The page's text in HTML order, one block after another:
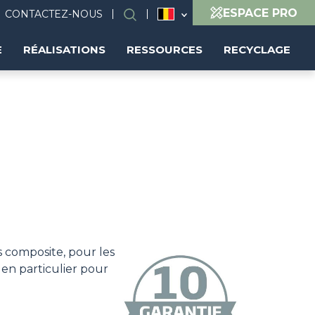
CONTACTEZ-NOUS Search ESPACE PRO
RÉALISATIONS RESSOURCES RECYCLAGE
pour les
en particulier pour